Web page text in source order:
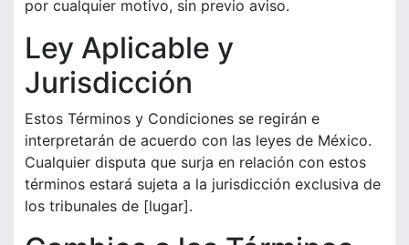
por cualquier motivo, sin previo aviso.
Ley Aplicable y
Jurisdicción
Estos Términos y Condiciones se regirán e
interpretarán de acuerdo con las leyes de México.
Cualquier disputa que surja en relación con estos
términos estará sujeta a la jurisdicción exclusiva de
los tribunales de [lugar].